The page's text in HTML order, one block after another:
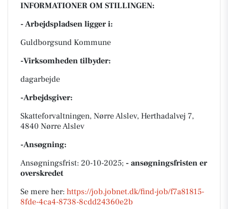
INFORMATIONER OM STILLINGEN:
- Arbejdspladsen ligger i:
Guldborgsund Kommune
-Virksomheden tilbyder:
dagarbejde
-Arbejdsgiver:
Skatteforvaltningen, Nørre Alslev, Herthadalvej 7,
4840 Nørre Alslev
-Ansøgning:
Ansøgningsfrist: 20-10-2025; - ansøgningsfristen er
overskredet
Se mere her: https://job.jobnet.dk/find-job/f7a81815-
8fde-4ca4-8738-8cdd24360e2b